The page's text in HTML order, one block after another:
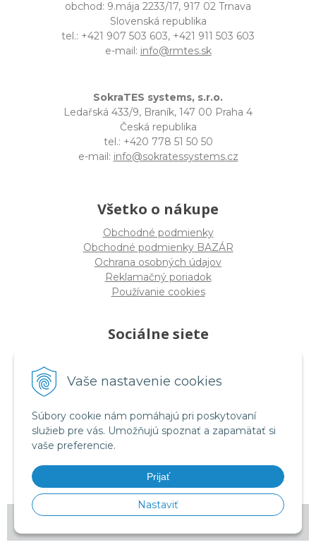
Vaše nastavenie cookies
Súbory cookie nám pomáhajú pri poskytovaní
služieb pre vás. Umožňujú spoznať a zapamätať si
vaše preferencie.
Prijať
Nastaviť
obchod: 9.mája 2233/17, 917 02 Trnava
Slovenská republika
tel.: +421 907 503 603, +421 911 503 603
e-mail: info@rmtes.sk
SokraTES systems, s.r.o.
Ledařská 433/9, Braník, 147 00 Praha 4
Česká republika
tel.: +420 778 51 50 50
e-mail: info@sokratessystems.cz
Všetko o nákupe
Obchodné podmienky
Obchodné podmienky BAZÁR
Ochrana osobných údajov
Reklamačný poriadok
Používanie cookies
Sociálne siete
instagram.com/rmtes_sk
© 2026 RM tes •tvorba eshopu cez UNIobchod,webhostingspoločnosti